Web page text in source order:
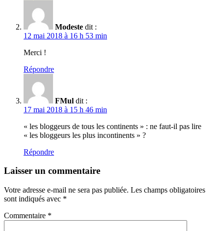
Modeste dit :
12 mai 2018 à 16 h 53 min
Merci !
Répondre
FMul dit :
17 mai 2018 à 15 h 46 min
« les bloggeurs de tous les continents » : ne faut-il pas lire
« les bloggeurs les plus incontinents » ?
Répondre
Laisser un commentaire
Votre adresse e-mail ne sera pas publiée. Les champs obligatoires
sont indiqués avec *
Commentaire *